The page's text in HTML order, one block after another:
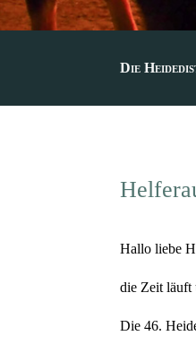
Die
Hallo liebe
die Zeit läuft
Die 46.